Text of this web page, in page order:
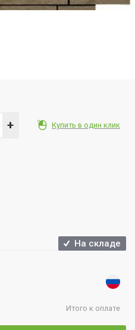
Купить в один клик
+
На складе
Итого к оплате